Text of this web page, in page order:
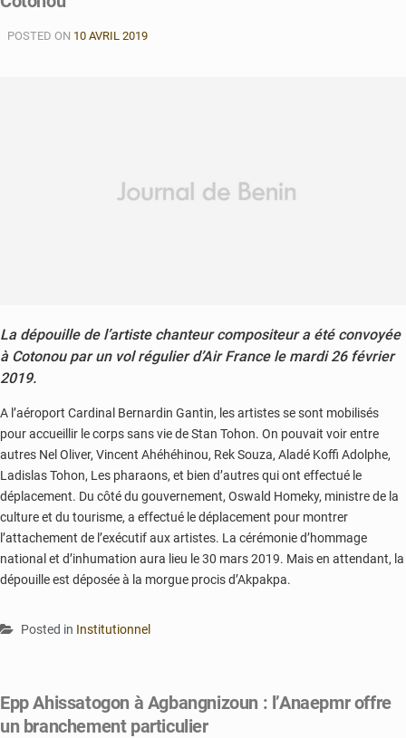
POSTED ON 10 AVRIL 2019
La dépouille de l’artiste chanteur compositeur a été convoyée
à Cotonou par un vol régulier d’Air France le mardi 26 février
2019.
A l’aéroport Cardinal Bernardin Gantin, les artistes se sont mobilisés
pour accueillir le corps sans vie de Stan Tohon. On pouvait voir entre
autres Nel Oliver, Vincent Ahéhéhinou, Rek Souza, Aladé Koffi Adolphe,
Ladislas Tohon, Les pharaons, et bien d’autres qui ont effectué le
déplacement. Du côté du gouvernement, Oswald Homeky, ministre de la
culture et du tourisme, a effectué le déplacement pour montrer
l’attachement de l’exécutif aux artistes. La cérémonie d’hommage
national et d’inhumation aura lieu le 30 mars 2019. Mais en attendant, la
dépouille est déposée à la morgue procis d’Akpakpa.
Posted in Institutionnel
Epp Ahissatogon à Agbangnizoun : l’Anaepmr offre
un branchement particulier